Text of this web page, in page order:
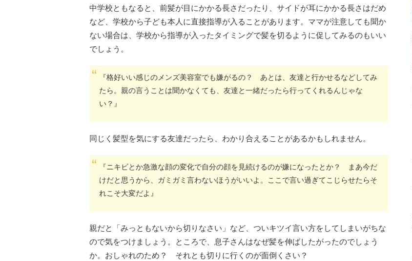
中学校ともなると、前髪が目にかかる長さだったり、サイドが耳にかかる長さはだめ
など、学校から子ども本人に直接指導が入ることがあります。ママが注意しても聞か
ない場合は、学校から指導が入ったタイミングで髪を切るように促してみるのもいい
でしょう。
『格好いい感じのメンズ美容室でも嫌がるの？ あとは、友達と行かせるなどしてみ
たら。親の言うことは聞かなくても、友達と一緒だったら行ってくれるんじゃな
い？』
同じく髪型を気にする友達だったら、わかり合えることがあるかもしれません。
『ニキビとか急激な顔の変化で自分の顔を見続けるのが嫌になったとか？ まあ今だ
けだと思うから、ガミガミ言わないほうがいいよ。ここで言い過ぎてこじらせたらそ
れこそ大変だよ』
親だと「みっともないから切りなさい」など、ついキツイ言い方をしてしまいがちな
ので気をつけましょう。ところで、息子さんはなぜ髪を伸ばしたがったのでしょう
か。おしゃれのため？ それとも切りに行くのが面倒くさい？